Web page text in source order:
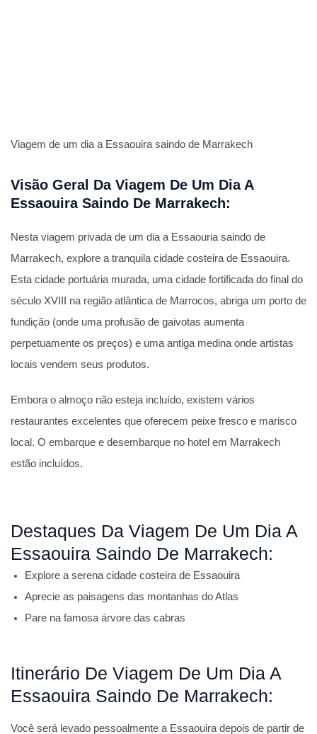
Viagem de um dia a Essaouira saindo de Marrakech
Visão Geral Da Viagem De Um Dia A
Essaouira Saindo De Marrakech:
Nesta viagem privada de um dia a Essaouria saindo de
Marrakech, explore a tranquila cidade costeira de Essaouira.
Esta cidade portuária murada, uma cidade fortificada do final do
século XVIII na região atlântica de Marrocos, abriga um porto de
fundição (onde uma profusão de gaivotas aumenta
perpetuamente os preços) e uma antiga medina onde artistas
locais vendem seus produtos.
Embora o almoço não esteja incluído, existem vários
restaurantes excelentes que oferecem peixe fresco e marisco
local. O embarque e desembarque no hotel em Marrakech
estão incluídos.
Destaques Da Viagem De Um Dia A
Essaouira Saindo De Marrakech:
Explore a serena cidade costeira de Essaouira
Aprecie as paisagens das montanhas do Atlas
Pare na famosa árvore das cabras
Itinerário De Viagem De Um Dia A
Essaouira Saindo De Marrakech:
Você será levado pessoalmente a Essaouira depois de partir de